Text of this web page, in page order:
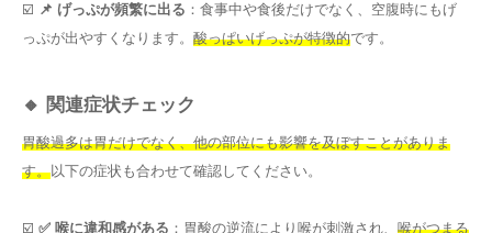
☑️ 📌 げっぷが頻繁に出る ：食事中や食後だけでなく、空腹時にもげ
っぷが出やすくなります。 酸っぱいげっぷが特徴的です。
🔸 関連症状チェック
胃酸過多は胃だけでなく、他の部位にも影響を及ぼすことがありま
す。以下の症状も合わせて確認してください。
☑️ ✅ 喉に違和感がある ：胃酸の逆流により喉が刺激され、 喉がつまる